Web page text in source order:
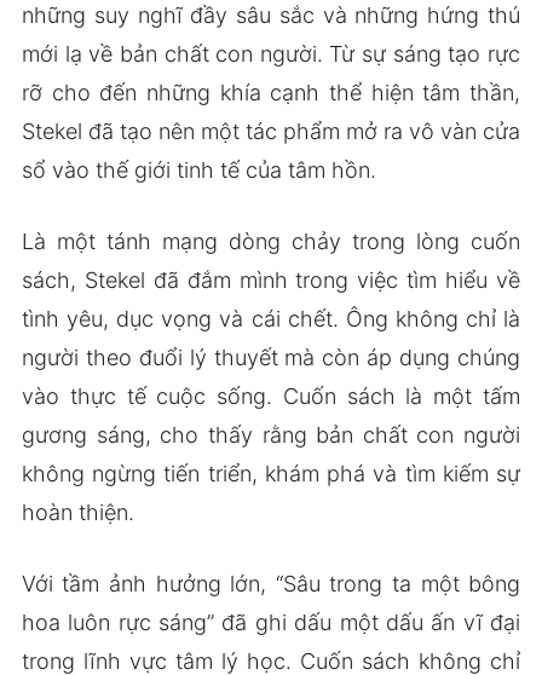
những suy nghĩ đầy sâu sắc và những hứng thú
mới lạ về bản chất con người. Từ sự sáng tạo rực
rỡ cho đến những khía cạnh thể hiện tâm thần,
Stekel đã tạo nên một tác phẩm mở ra vô vàn cửa
sổ vào thế giới tinh tế của tâm hồn.
Là một tánh mạng dòng chảy trong lòng cuốn
sách, Stekel đã đắm mình trong việc tìm hiểu về
tình yêu, dục vọng và cái chết. Ông không chỉ là
người theo đuổi lý thuyết mà còn áp dụng chúng
vào thực tế cuộc sống. Cuốn sách là một tấm
gương sáng, cho thấy rằng bản chất con người
không ngừng tiến triển, khám phá và tìm kiếm sự
hoàn thiện.
Với tầm ảnh hưởng lớn, “Sâu trong ta một bông
hoa luôn rực sáng” đã ghi dấu một dấu ấn vĩ đại
trong lĩnh vực tâm lý học. Cuốn sách không chỉ